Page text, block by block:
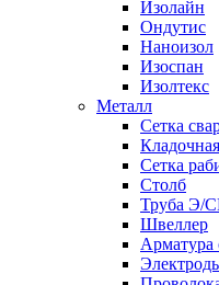
Изолайн
Ондутис
Наноизол
Изоспан
Изолтекс
Металл
Сетка
Сетка
Столб
Труба Э/
Швеллер
Арматура